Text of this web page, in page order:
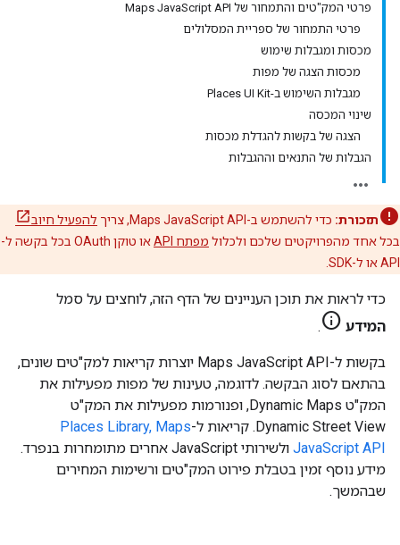
פרטי המק"טים והתמחור של Maps JavaScript API
פרטי התמחור של ספריית המסלולים
מכסות ומגבלות שימוש
מכסות הצגה של מפות
מגבלות השימוש ב-Places UI Kit
שינוי המכסה
הצגה של בקשות להגדלת מכסות
הגבלות של התנאים וההגבלות
תזכורת: כדי להשתמש ב-Maps JavaScript API, צריך
להפעיל חיוב
בכל אחד מהפרויקטים שלכם ולכלול מפתח API
או טוקן OAuth בכל בקשה ל-
API או ל-SDK.
כדי לראות את תוכן העניינים של הדף הזה, לוחצים על סמל
המידע info
.
בקשות ל-Maps JavaScript API יוצרות קריאות למק"טים שונים,
בהתאם לסוג הבקשה. לדוגמה, טעינות של מפות מפעילות את
המק"ט Dynamic Maps, ופנורמות מפעילות את המק"ט
Dynamic Street View. קריאות ל-
Places Library, Maps
JavaScript API
ולשירותי JavaScript אחרים מתומחרות בנפרד.
מידע נוסף זמין בטבלת פירוט המק"טים ורשימות המחירים
שבהמשך.